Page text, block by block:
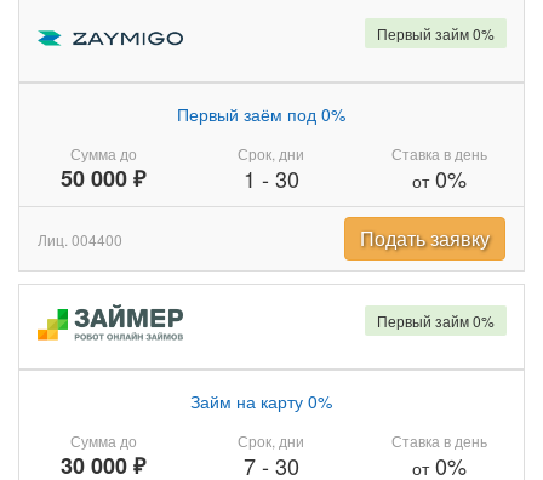
Сумма до
50 000 ₽
Первый заём под 0%
Срок, дни
1 - 30
Ставка в день
от0%
Первый займ 0%
Лиц. 004400 Подать заявку
Сумма до
30 000 ₽
Займ на карту 0%
Срок, дни
7- 30
Ставка в день
от0%
Первый займ 0%